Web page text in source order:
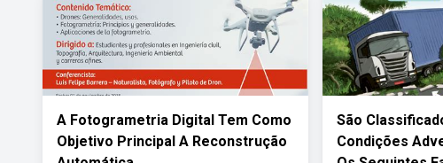
A Fotogrametria Digital Tem Como
Objetivo Principal A Reconstrução
São
Condições